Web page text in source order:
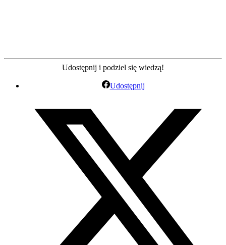
Udostępnij i podziel się wiedzą!
Udostępnij